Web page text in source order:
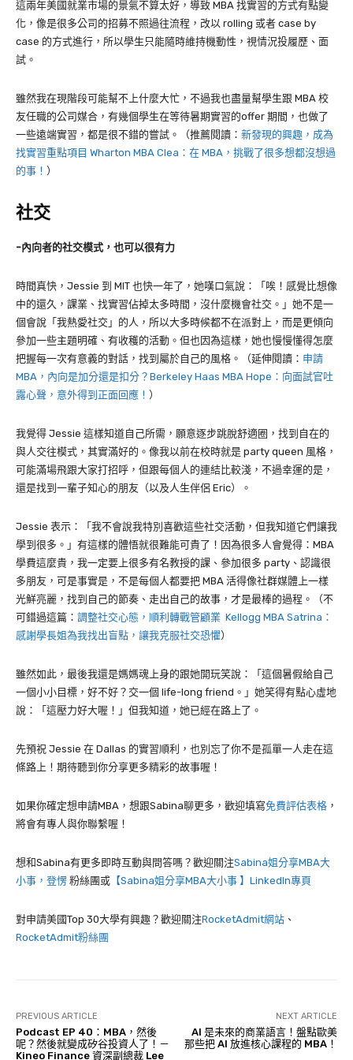
這兩年美國就業市場的景氣不算太好，導致 MBA 找實習的方式有點變
化，像是很多公司的招募不照過往流程，改以 rolling 或者 case by
case 的方式進行，所以學生只能隨時維持機動性，視情況投履歷、面
試。
雖然我在現階段可能幫不上什麼大忙，不過我也盡量幫學生跟 MBA 校
友任職的公司媒合，有幾個學生在等待暑期實習的offer 期間，也做了
一些遠端實習，都是很不錯的嘗試。（推薦閱讀： 新發現的興趣，成為
找實習重點項目 Wharton MBA Clea：在 MBA，挑戰了很多想都沒想過
的事！ ）
社交
-內向者的社交模式，也可以很有力
時間真快，Jessie 到 MIT 也快一年了，她嘆口氣說：「唉！感覺比想像
中的還久，課業、找實習佔掉太多時間，沒什麼機會社交。」她不是一
個會說「我熱愛社交」的人，所以大多時候都不在派對上，而是更傾向
參加一些主題明確、有收穫的活動。但也因為這樣，她也慢慢懂得怎麼
把握每一次有意義的對話，找到屬於自己的風格。（延伸閱讀： 申請
MBA，內向是加分還是扣分？Berkeley Haas MBA Hope：向面試官吐
露心聲，意外得到正面回應！ ）
我覺得 Jessie 這樣知道自己所需，願意逐步跳脫舒適圈，找到自在的
與人交往模式，其實滿好的。像我以前在校時就是 party queen 風格，
可能滿場飛跟大家打招呼，但跟每個人的連結比較淺，不過幸運的是，
還是找到一輩子知心的朋友（以及人生伴侶 Eric）。
Jessie 表示：「我不會說我特別喜歡這些社交活動，但我知道它們讓我
學到很多。」有這樣的體悟就很難能可貴了！因為很多人會覺得：MBA
學費這麼貴，我一定要上很多有名教授的課、參加很多 party、認識很
多朋友，可是事實是，不是每個人都要把 MBA 活得像社群媒體上一樣
光鮮亮麗，找到自己的節奏、走出自己的故事，才是最棒的過程。（不
可錯過這篇： 調整社交心態，順利轉戰管顧業 Kellogg MBA Satrina：
感謝學長姐為我找出盲點，讓我克服社交恐懼）
雖然如此，最後我還是媽媽魂上身的跟她開玩笑說：「這個暑假給自己
一個小小目標，好不好？交一個 life-long friend。」她笑得有點心虛地
說：「這壓力好大喔！」但我知道，她已經在路上了。
先預祝 Jessie 在 Dallas 的實習順利，也別忘了你不是孤單一人走在這
條路上！期待聽到你分享更多精彩的故事喔！
如果你確定想申請MBA，想跟Sabina聊更多，歡迎填寫免費評估表格 ，
將會有專人與你聯繫喔！
想和Sabina有更多即時互動與問答嗎？歡迎關注Sabina姐分享MBA大
小事，登愣 粉絲團或 【Sabina姐分享MBA大小事 】LinkedIn專頁
對申請美國Top 30大學有興趣？歡迎關注RocketAdmit網站 、
RocketAdmit粉絲團
PREVIOUS ARTICLE
Podcast EP 40：MBA，然後
呢？然後就變成矽谷投資人了！－
Kineo Finance 資深副總裁 Lee
NEXT ARTICLE
AI 是未來的商業語言！盤點歐美
那些把 AI 放進核心課程的 MBA！